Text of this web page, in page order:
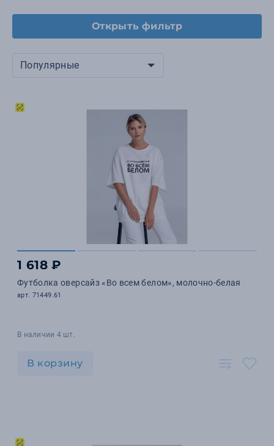
Открыть фильтр
Популярные
1 618 ₽
Футболка оверсайз «Во всем белом», молочно-белая
арт. 71449.61
В наличии 4 шт.
В корзину